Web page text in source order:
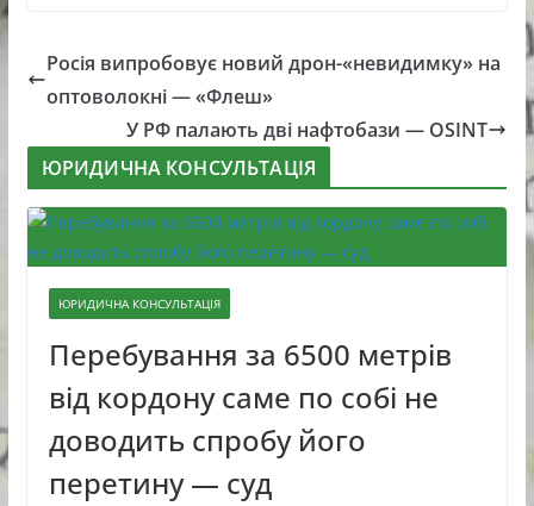
Росія випробовує новий дрон-«невидимку» на
оптоволокні — «Флеш»
У РФ палають дві нафтобази — OSINT
ЮРИДИЧНА КОНСУЛЬТАЦІЯ
ЮРИДИЧНА КОНСУЛЬТАЦІЯ
Перебування за 6500 метрів
від кордону саме по собі не
доводить спробу його
перетину — суд